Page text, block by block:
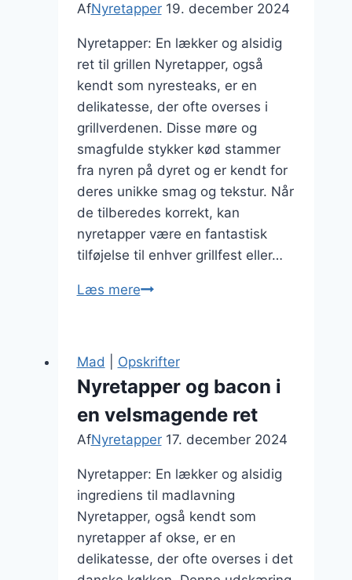
AfNyretapper 19. december 2024
Nyretapper: En lækker og alsidig
ret til grillen Nyretapper, også
kendt som nyresteaks, er en
delikatesse, der ofte overses i
grillverdenen. Disse møre og
smagfulde stykker kød stammer
fra nyren på dyret og er kendt for
deres unikke smag og tekstur. Når
de tilberedes korrekt, kan
nyretapper være en fantastisk
tilføjelse til enhver grillfest eller…
Læs mereNyretapper
med
Mad Opskrifter
Nyretapper og bacon i
en velsmagende ret
AfNyretapper 17. december 2024
Nyretapper: En lækker og alsidig
ingrediens til madlavning
Nyretapper, også kendt som
nyretapper af okse, er en
delikatesse, der ofte overses i det